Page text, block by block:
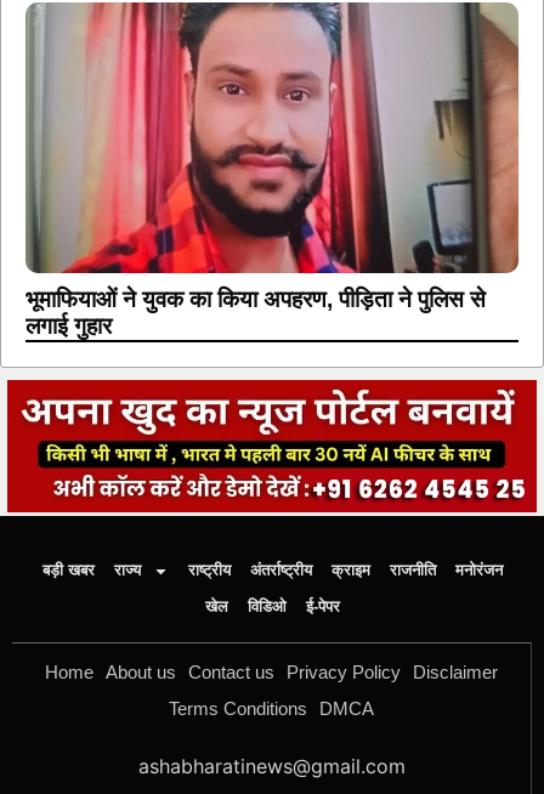
भूमाफियाओं ने युवक का किया अपहरण, पीड़िता ने पुलिस से
लगाई गुहार
बड़ी खबर राज्य राष्ट्रीय अंतर्राष्ट्रीय क्राइम राजनीति
मनोरंजन
खेल
विडिओ ई-पेपर
Home About us Contact us Privacy Policy
Disclaimer
Terms Conditions
DMCA
ashabharatinews@gmail.com